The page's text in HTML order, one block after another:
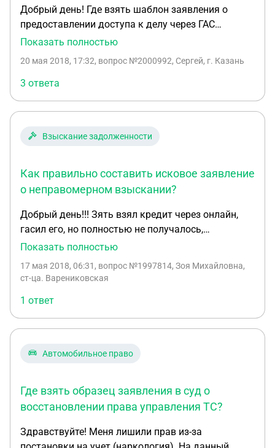
Добрый день! Где взять шаблон заявления о
предоставлении доступа к делу через ГАС
Правосудие? Хочу получить доступ к своему делу,
другом городе, на портале ГАС Правосудие.
Показать полностью
20 мая 2018, 17:32, вопрос №2000992, Сергей, г. Казань
3 ответа
Взыскание задолженности
Как правильно составить исковое заявление
о неправомерном взыскании?
Добрый день!!! Зять взял кредит через онлайн,
гасил его, но полностью не получалось,
получается всё шло в счёт процентов и сумма
микроорганизация. Начались угрозы, постоянные
причём с нецензурной бранью, сумма была 43000.
На данный момент он его погасил. Написал
заявление в прокуратуру, приставам, помогите,
пожалуйста написать исковое в суд- образец, и
ещё вопрос, откуда они могли взять телефоны не
зятя и друзей? Даже сняли с его карточки аванс,
который пришёл на карту Альфа банка. Зараннее
Показать полностью
17 мая 2018, 06:31 , вопрос №1997814, Зоя Михайловна,
ст-ца. Варениковская
1 ответ
Автомобильное право
Где взять образец заявления в суд о
восстановлении права управления ТС?
Здравствуйте! Меня лишили прав из-за